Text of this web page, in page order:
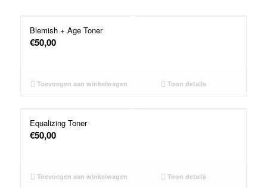
Blemish + Age Toner
€50,00
Toevoegen aan winkelwagen Toon details
Equalizing Toner
€50,00
Toevoegen aan winkelwagen Toon details